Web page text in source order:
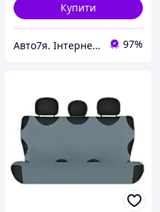
Купити
Авто7я. Інтернет-магазин автотоварів avto7ya.com.ua 97%